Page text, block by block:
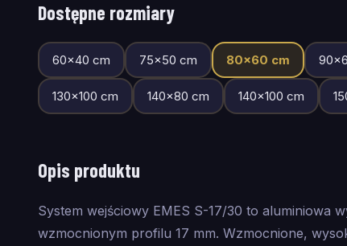
Dostępne rozmiary
60×40 cm 75×50 cm 80×60 cm 90×
130×100 cm 140×80 cm 140×100 cm
Opis produktu
System wejściowy EMES S-17/30 to aluminiowa
wzmocnionym profilu 17 mm. Wzmocnione,